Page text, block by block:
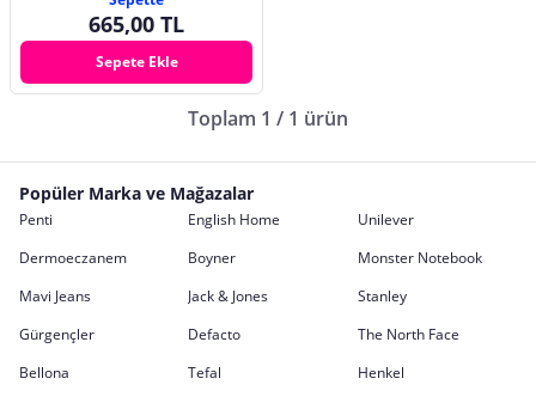
665,00 TL
Sepete Ekle
Toplam 1 / 1 ürün
Popüler Marka ve Mağazalar
Penti English Home
Unilever
Dermoeczanem
Boyner
Monster Notebook
Mavi Jeans
Jack & Jones
Stanley
Gürgençler
Defacto
The North Face
Bellona
Tefal
Henkel